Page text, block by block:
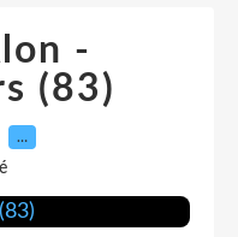
-
(83)
…